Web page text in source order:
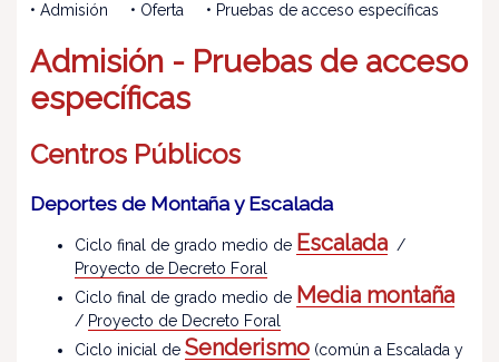
• Admisión • Oferta • Pruebas de acceso específicas
Admisión - Pruebas de acceso
específicas
Centros Públicos
Deportes de Montaña y Escalada
Ciclo final de grado medio de Escalada /
Proyecto de Decreto Foral
Ciclo final de grado medio de Media montaña
/ Proyecto de Decreto Foral
Ciclo inicial de Senderismo (común a Escalada y